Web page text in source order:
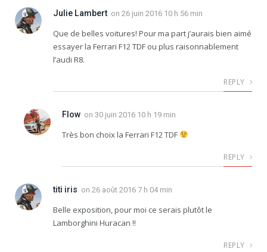
Julie Lambert on 26 juin 2016 10 h 56 min
Que de belles voitures! Pour ma part j’aurais bien aimé
essayer la Ferrari F12 TDF ou plus raisonnablement
l’audi R8.
REPLY
Flow on 30 juin 2016 10 h 19 min
Très bon choix la Ferrari F12 TDF
REPLY
titi iris on 26 août 2016 7 h 04 min
Belle exposition, pour moi ce serais plutôt le
Lamborghini Huracan !!
REPLY